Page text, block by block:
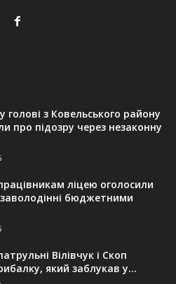
голові з Ковельського району
про підозру через незаконну
ліцею оголосили
заволодінні бюджетними
Вілівчук і Скоп
який заблукав у...